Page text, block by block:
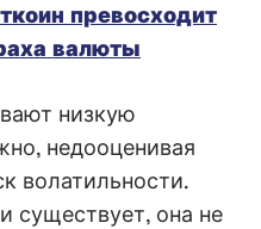
превосходит
валюты
низкую
недооценивая
волатильности.
существует, она не